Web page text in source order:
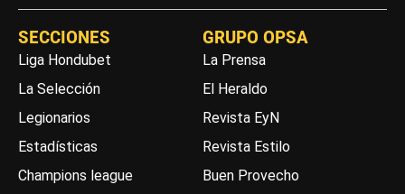
SECCIONES
Liga Hondubet
La Selección
Legionarios
Estadísticas
Champions league
GRUPO OPSA
La Prensa
El Heraldo
Revista EyN
Revista Estilo
Buen Provecho